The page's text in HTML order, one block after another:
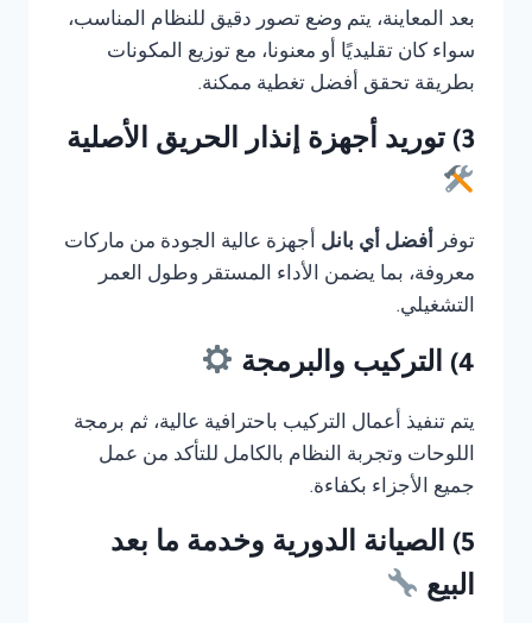
بعد المعاينة، يتم وضع تصور دقيق للنظام المناسب،
سواء كان تقليديًا أو معنونا، مع توزيع المكونات
بطريقة تحقق أفضل تغطية ممكنة.
3) توريد أجهزة إنذار الحريق الأصلية
توفر أفضل أي بانل أجهزة عالية الجودة من ماركات
معروفة، بما يضمن الأداء المستقر وطول العمر
التشغيلي.
4) التركيب والبرمجة
يتم تنفيذ أعمال التركيب باحترافية عالية، ثم برمجة
اللوحات وتجربة النظام بالكامل للتأكد من عمل
جميع الأجزاء بكفاءة.
5) الصيانة الدورية وخدمة ما بعد
البيع